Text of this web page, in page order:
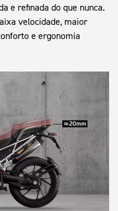
e refinada do que nunca.
velocidade, maior
e ergonomia